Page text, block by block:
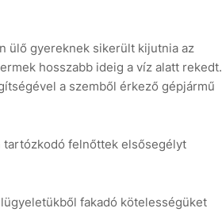
ülő gyereknek sikerült kijutnia az
hosszabb ideig a víz alatt rekedt.
a szemből érkező gépjármű
felnőttek elsősegélyt
fakadó kötelességüket